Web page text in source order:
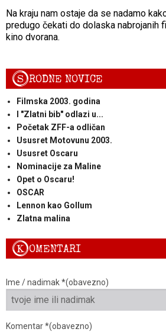
Na kraju nam ostaje da se nadamo
predugo čekati do dolaska nabrojanih
kino dvorana.
SRODNE NOVICE
Filmska 2003. godina
I "Zlatni bib" odlazi u...
Početak ZFF-a odličan
Ususret Motovunu 2003.
Ususret Oscaru
Nominacije za Maline
Opet o Oscaru!
OSCAR
Lennon kao Gollum
Zlatna malina
KOMENTARI
Ime / nadimak *(obavezno)
Komentar *(obavezno)